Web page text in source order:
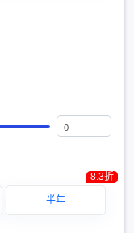
半年
8.3折